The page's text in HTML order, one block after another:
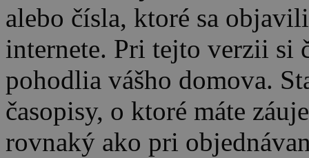
alebo čísla, ktoré sa
internete. Pri tejto verzii si
pohodlia vášho domova.
časopisy, o ktoré máte
rovnaký ako pri